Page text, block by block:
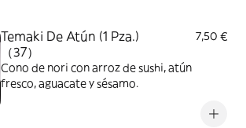
Temaki De Atún (1 Pza.)
（37）
7,50 €
Cono de nori con arroz de sushi, atún
fresco, aguacate y sésamo.